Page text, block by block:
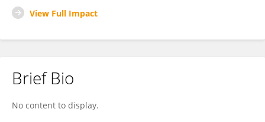
View Full Impact
Brief Bio
No content to display.